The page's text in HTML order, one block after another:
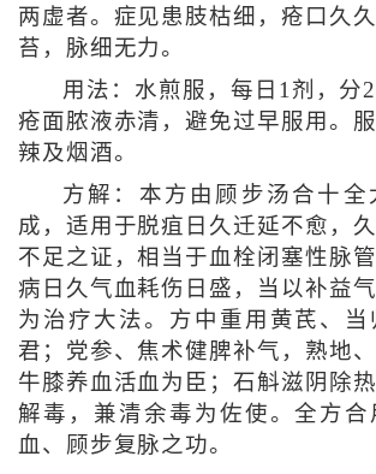
两虚者。症见患肢枯细，疮口久
苔，脉细无力。
用法：水煎服，每日1剂，分
疮面脓液赤清，避免过早服用。
辣及烟酒。
方解：本方由顾步汤合十全
成，适用于脱疽日久迁延不愈，
不足之证，相当于血栓闭塞性脉
病日久气血耗伤日盛，当以补益
为治疗大法。方中重用黄芪、当
君；党参、焦术健脾补气，熟地、
牛膝养血活血为臣；石斛滋阴除
解毒，兼清余毒为佐使。全方合
血、顾步复脉之功。